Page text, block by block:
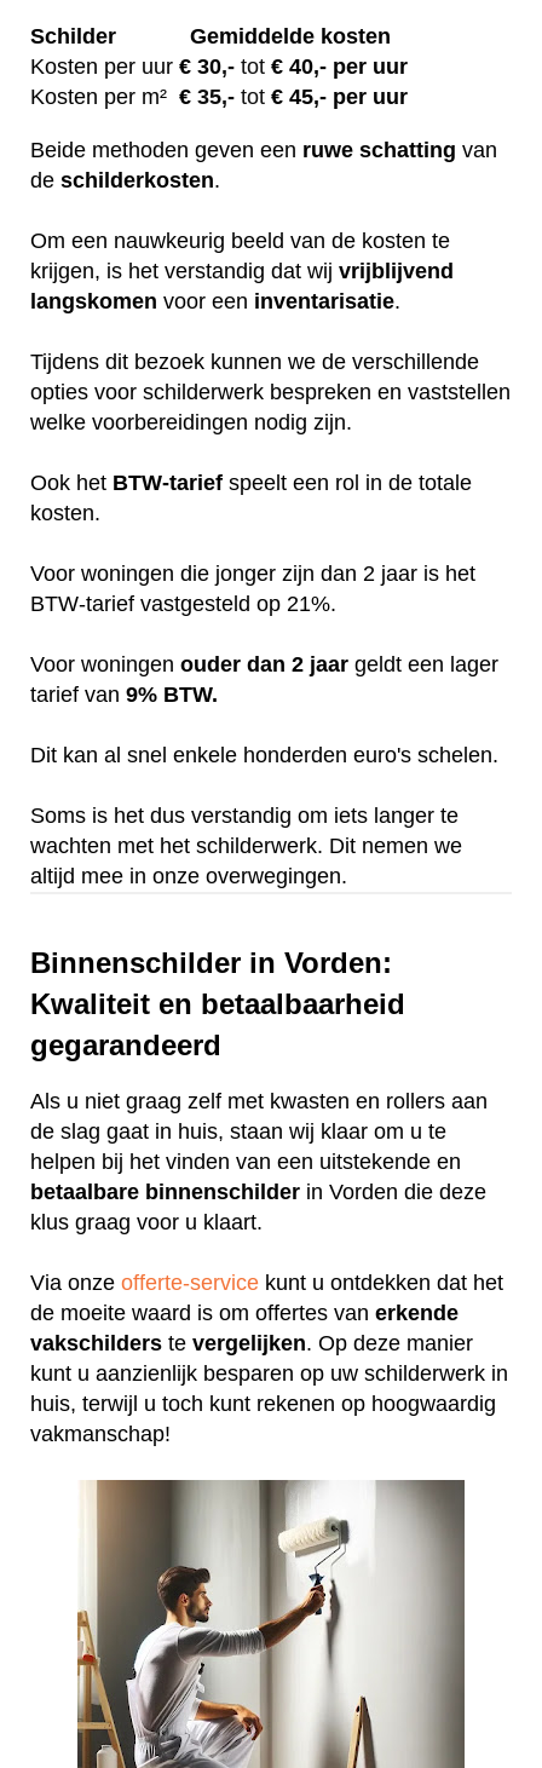
Schilder
Gemiddelde kosten
Kosten per uur € 30,- tot € 40,- per uur
Kosten per m² € 35,- tot € 45,- per uur
Beide methoden geven een ruwe schatting van
de schilderkosten.
Om een nauwkeurig beeld van de kosten te
krijgen, is het verstandig dat wij vrijblijvend
langskomen voor een inventarisatie.
Tijdens dit bezoek kunnen we de verschillende
opties voor schilderwerk bespreken en vaststellen
welke voorbereidingen nodig zijn.
Ook het BTW-tarief speelt een rol in de totale
kosten.
Voor woningen die jonger zijn dan 2 jaar is het
BTW-tarief vastgesteld op 21%.
Voor woningen ouder dan 2 jaar geldt een lager
tarief van 9% BTW.
Dit kan al snel enkele honderden euro's schelen.
Soms is het dus verstandig om iets langer te
wachten met het schilderwerk. Dit nemen we
altijd mee in onze overwegingen.
Binnenschilder in Vorden:
Kwaliteit en betaalbaarheid
gegarandeerd
Als u niet graag zelf met kwasten en rollers aan
de slag gaat in huis, staan wij klaar om u te
helpen bij het vinden van een uitstekende en
betaalbare binnenschilder in Vorden die deze
klus graag voor u klaart.
Via onze offerte-service kunt u ontdekken dat het
de moeite waard is om offertes van erkende
vakschilders te vergelijken. Op deze manier
kunt u aanzienlijk besparen op uw schilderwerk in
huis, terwijl u toch kunt rekenen op hoogwaardig
vakmanschap!